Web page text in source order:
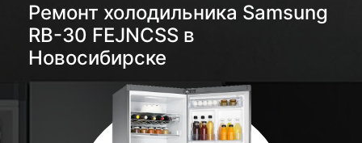
Ремонт холодильника Samsung
RB-30 FEJNCSS в
Новосибирске